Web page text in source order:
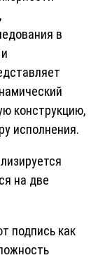
в
конструкцию,
исполнения.
на две
подпись как